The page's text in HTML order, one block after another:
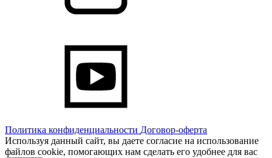
Политика конфиденциальности Договор-оферта
Используя данный сайт, вы даете согласие на использование
файлов cookie, помогающих нам сделать его удобнее для вас